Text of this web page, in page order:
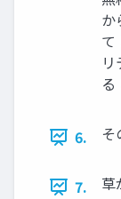
か
て
る
6. そ
7. 草